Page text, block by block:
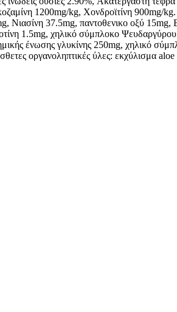
1200mg/kg, Χονδροϊτίνη 900mg/kg.
37.5mg, παντοθενικο οξύ 15mg,
1.5mg, χηλικό σύμπλοκο Ψευδαργύρου
ένωσης γλυκίνης 250mg, χηλικό
οργανοληπτικές ύλες: εκχύλισμα